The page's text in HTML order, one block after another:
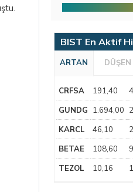
BIST En Aktif
ARTAN DÜŞEN
CRFSA 191,40
GUNDG 1.694,00
KARCL 46,10
BETAE 108,60
TEZOL 10,16